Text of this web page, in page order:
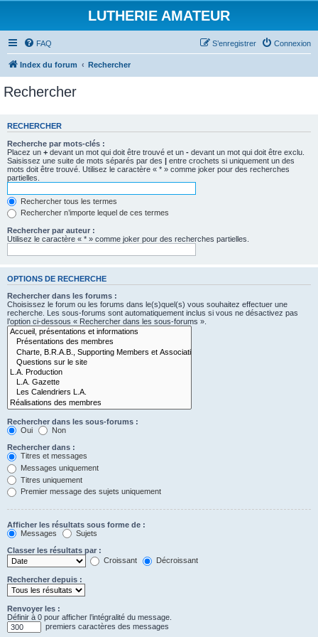
LUTHERIE AMATEUR
FAQ Connexion
S’enregistrer
Index du forum Rechercher
Rechercher
RECHERCHER
Recherche par mots-clés :
Placez un + devant un mot qui doit être trouvé et un - devant un mot qui doit être exclu.
Saisissez une suite de mots séparés par des | entre crochets si uniquement un des
mots doit être trouvé. Utilisez le caractère « * » comme joker pour des recherches
partielles.
Rechercher tous les termes
Rechercher n’importe lequel de ces termes
Rechercher par auteur :
Utilisez le caractère « * » comme joker pour des recherches partielles.
OPTIONS DE RECHERCHE
Rechercher dans les forums :
Choisissez le forum ou les forums dans le(s)quel(s) vous souhaitez effectuer une
recherche. Les sous-forums sont automatiquement inclus si vous ne désactivez pas
l’option ci-dessous « Rechercher dans les sous-forums ».
Rechercher dans les sous-forums :
Oui
Non
Rechercher dans :
Titres et messages
Messages uniquement
Titres uniquement
Premier message des sujets uniquement
Afficher les résultats sous forme de :
Messages
Sujets
Classer les résultats par :
Croissant
Décroissant
Rechercher depuis :
Renvoyer les :
Définir à 0 pour afficher l’intégralité du message.
premiers caractères des messages